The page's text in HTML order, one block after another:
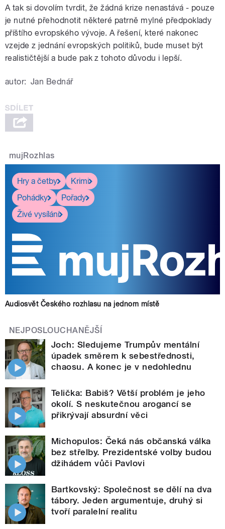
A tak si dovolím tvrdit, že žádná krize nenastává - pouze
je nutné přehodnotit některé patrně mylné předpoklady
příštího evropského vývoje. A řešení, které nakonec
vzejde z jednání evropských politiků, bude muset být
realističtější a bude pak z tohoto důvodu i lepší.
autor: Jan Bednář
mujRozhlas
Hry a četby
Krimi
Pohádky
Pořady
Živé vysílání
Audiosvět Českého rozhlasu na jednom místě
NEJPOSLOUCHANĚJŠÍ
Joch: Sledujeme Trumpův mentální
úpadek směrem k sebestřednosti,
chaosu. A konec je v nedohlednu
Telička: Babiš? Větší problém je jeho
okolí. S neskutečnou arogancí se
přikrývají absurdní věci
Michopulos: Čeká nás občanská válka
bez střelby. Prezidentské volby budou
džihádem vůči Pavlovi
Bartkovský: Společnost se dělí na dva
tábory. Jeden argumentuje, druhý si
tvoří paralelní realitu